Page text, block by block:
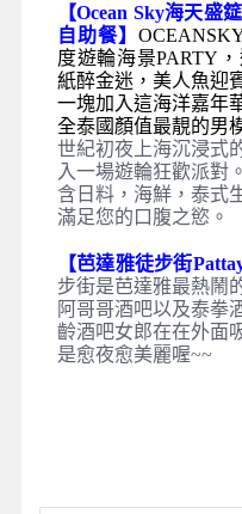
【Ocean Sky海天盛
自助餐】
度遊輪海景PARTY
紙醉金迷，美人魚迎
一塊加入這海洋嘉年
全泰國顏值最靚的男
世紀初夜上海沉浸式
入一場遊輪狂歡派對
含日料，海鮮，泰式
滿足您的口腹之慾。
【芭達雅徒步街
步街是芭達雅最熱鬧
阿哥哥酒吧以及泰拳
齡酒吧女郎在在外面
是愈夜愈美麗喔~~